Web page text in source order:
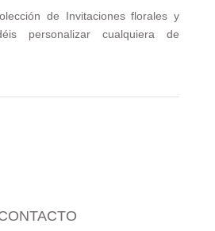
de Invitaciones florales y
personalizar cualquiera de